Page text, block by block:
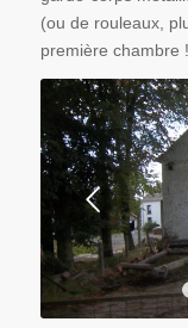
(ou de rouleaux,
première chambre !